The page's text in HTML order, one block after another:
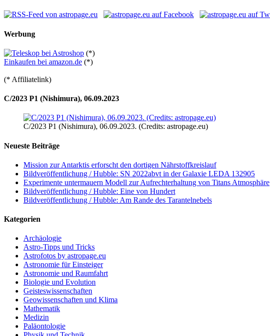
Werbung
(*)
Einkaufen bei amazon.de (*)
(* Affiliatelink)
C/2023 P1 (Nishimura), 06.09.2023
C/2023 P1 (Nishimura), 06.09.2023. (Credits: astropage.eu)
Neueste Beiträge
Mission zur Antarktis erforscht den dortigen Nährstoffkreislauf
Bildveröffentlichung / Hubble: SN 2022abvt in der Galaxie LEDA 132905
Experimente untermauern Modell zur Aufrechterhaltung von Titans Atmosphäre
Bildveröffentlichung / Hubble: Eine von Hundert
Bildveröffentlichung / Hubble: Am Rande des Tarantelnebels
Kategorien
Archäologie
Astro-Tipps und Tricks
Astrofotos by astropage.eu
Astronomie für Einsteiger
Astronomie und Raumfahrt
Biologie und Evolution
Geisteswissenschaften
Geowissenschaften und Klima
Mathematik
Medizin
Paläontologie